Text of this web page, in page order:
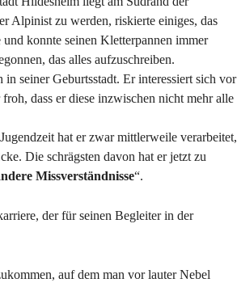
Alpinist zu werden, riskierte einiges, das
konnte seinen Kletterpannen immer
das alles aufzuschreiben.
seiner Geburtsstadt. Er interessiert sich vor
dass er diese inzwischen nicht mehr alle
hat er zwar mittlerweile verarbeitet,
Die schrägsten davon hat er jetzt zu
Missverständnisse“.
der für seinen Begleiter in der
auf dem man vor lauter Nebel